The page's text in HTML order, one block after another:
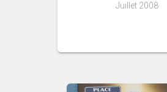
Juillet 2008